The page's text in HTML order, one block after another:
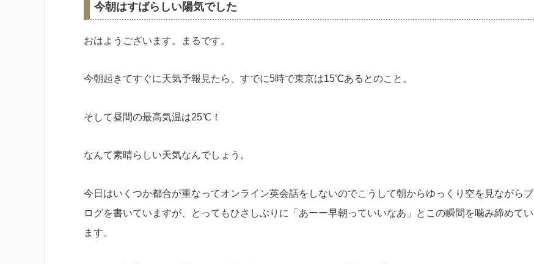
今朝はすばらしい陽気でした
おはようございます。まるです。
今朝起きてすぐに天気予報見たら、すでに5時で東京は15℃あるとのこと。
そして昼間の最高気温は25℃！
なんて素晴らしい天気なんでしょう。
今日はいくつか都合が重なってオンライン英会話をしないのでこうして朝からゆっくり空を見ながらブ
ログを書いていますが、とってもひさしぶりに「あーー早朝っていいなあ」とこの瞬間を噛み締めてい
ます。